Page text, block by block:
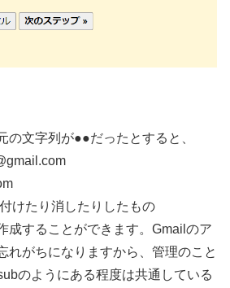
の文字列が●●だったとすると、
けたり消したりしたもの
成することができます。Gmailのア
れがちになりますから、管理のこと
のようにある程度は共通している